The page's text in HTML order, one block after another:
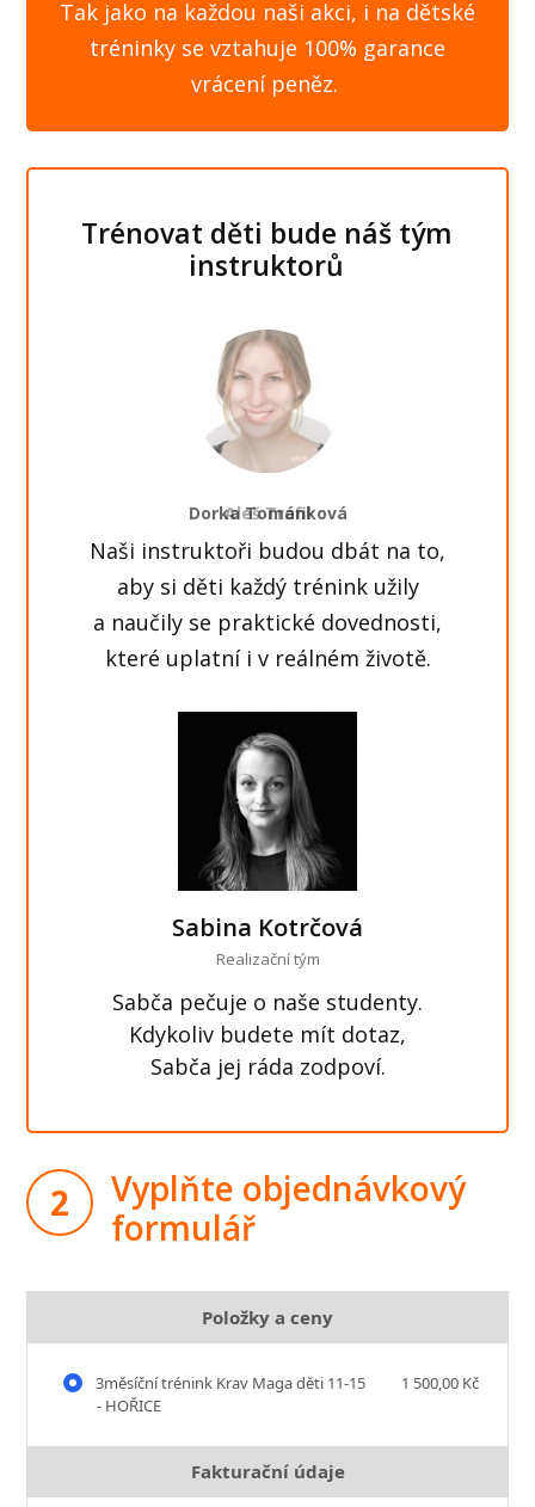
Tak jako na každou naši akci, i na dětské
tréninky se vztahuje 100% garance
vrácení peněz.
Trénovat děti bude náš tým
instruktorů
Rudolf Kotrč
Jiří Řezáč
Aleš Trefil
Dorka Tománková
Naši instruktoři budou dbát na to,
aby si děti každý trénink užily
a naučily se praktické dovednosti,
které uplatní i v reálném životě.
Sabina Kotrčová
Realizační tým
Sabča pečuje o naše studenty.
Kdykoliv budete mít dotaz,
Sabča jej ráda zodpoví.
2
Vyplňte objednávkový
formulář
Položky a ceny
3měsíční trénink Krav Maga děti 11-15
- HOŘICE
1 500,00 Kč
Fakturační údaje